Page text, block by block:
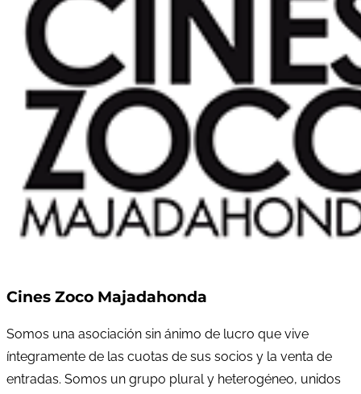
Cines Zoco Majadahonda
Somos una asociación sin ánimo de lucro que vive
íntegramente de las cuotas de sus socios y la venta de
entradas. Somos un grupo plural y heterogéneo, unidos